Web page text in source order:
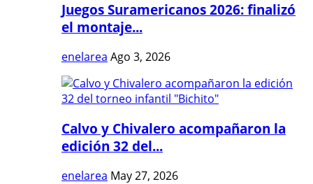
Juegos Suramericanos 2026: finalizó
el montaje...
enelarea Ago 3, 2026
Calvo y Chivalero acompañaron la
edición 32 del...
enelarea May 27, 2026